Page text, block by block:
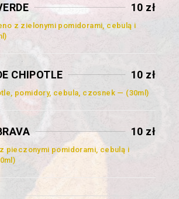
10 zł
z zielonymi pomidorami, cebulą i
CHIPOTLE 10 zł
pomidory, cebula, czosnek — (30ml)
10 zł
pieczonymi pomidorami, cebulą i